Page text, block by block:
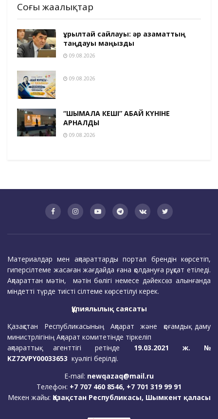
Соңғы жаңалықтар
Құрылтай сайлауы: әр азаматтың
таңдауы маңызды
09.08.2026
09.08.2026
“ШЫМҚАЛА КЕШІ” АБАЙ КҮНІНЕ
АРНАЛДЫ
09.08.2026
Материалдар мен ақпараттарды портал брендін көрсетіп,
гиперсілтеме жасаған жағдайда ғана қолдануға рұқсат етіледі.
Ақпараттан мәтін, мәтін бөлігі немесе дәйексөз алынғанда
міндетті түрде тиісті сілтеме көрсетілуі керек.
Құпиялылық саясаты
Қазақстан Республикасының Ақпарат және қоғамдық даму
министрлігінің Ақпарат комитетінде тіркеліп
ақпараттық агенттігі ретінде 19.03.2021 ж. №
KZ72VPY00033653 куәлігі берілді.
E-mail: newqazaq@mail.ru
Телефон: +7 707 460 8546, +7 701 319 99 91
Мекен жайы: Қазақстан Республикасы, Шымкент қаласы